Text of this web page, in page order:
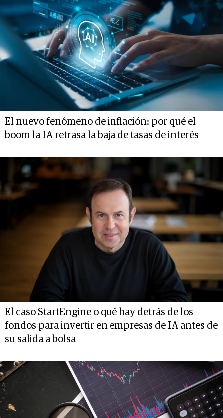
El nuevo fenómeno de inflación: por qué el
boom la IA retrasa la baja de tasas de interés
El caso StartEngine o qué hay detrás de los
fondos para invertir en empresas de IA antes de
su salida a bolsa